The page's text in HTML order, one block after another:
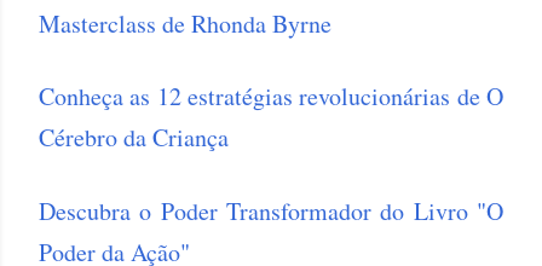
Masterclass de Rhonda Byrne
Conheça as 12 estratégias revolucionárias de O
Cérebro da Criança
Descubra o Poder Transformador do Livro "O
Poder da Ação"